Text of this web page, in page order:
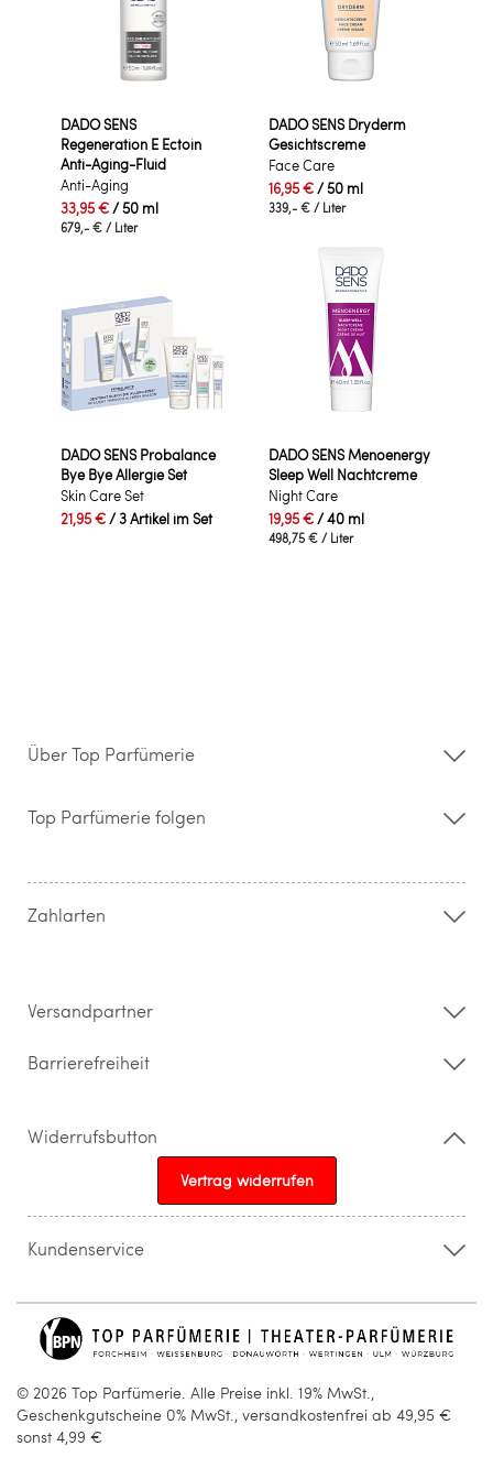
DADO SENS
Regeneration E Ectoin
Anti-Aging-Fluid
Anti-Aging
33,95 €/ 50 ml
679,- € / Liter
DADO SENS Dryderm
Gesichtscreme
Face Care
16,95 €/ 50 ml
339,- € / Liter
DADO SENS Probalance
Bye Bye Allergie Set
Skin Care Set
21,95 €/ 3 Artikel im Set
DADO SENS Menoenergy
Sleep Well Nachtcreme
Night Care
19,95 €/ 40 ml
498,75 € / Liter
Über Top Parfümerie
Storefinder
Kontakt
Widerrufsrecht & Rückgabebedingungen
Top Parfümerie folgen
Zahlarten
Versandpartner
Barrierefreiheit
Widerrufsbutton
Vertrag widerrufen
Kundenservice
info@topparfuemerie.de
© 2026 Top Parfümerie. Alle Preise inkl. 19% MwSt.,
Geschenkgutscheine 0% MwSt., versandkostenfrei ab 49,95 €
sonst 4,99 €